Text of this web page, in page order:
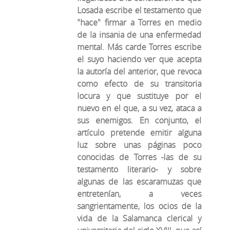
Losada escribe el testamento que
"hace" firmar a Torres en medio
de la insania de una enfermedad
mental. Más carde Torres escribe
el suyo haciendo ver que acepta
la autoría del anterior, que revoca
como efecto de su transitoria
locura y que sustituye por el
nuevo en el que, a su vez, ataca a
sus enemigos. En conjunto, el
artículo pretende emitir alguna
luz sobre unas páginas poco
conocidas de Torres -las de su
testamento literario- y sobre
algunas de las escaramuzas que
entretenían, a veces
sangrientamente, los ocios de la
vida de la Salamanca clerical y